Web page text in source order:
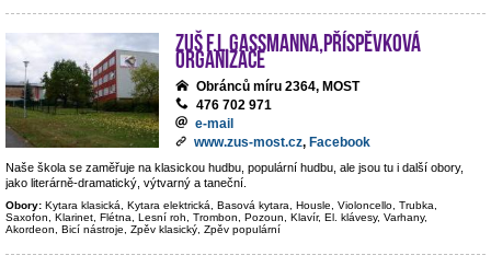
ZUŠ F.L.Gassmanna,příspěvková
organizace
Obránců míru 2364, MOST
476 702 971
e-mail
www.zus-most.cz, Facebook
Naše škola se zaměřuje na klasickou hudbu, populární hudbu, ale jsou tu i další obory,
jako literárně-dramatický, výtvarný a taneční.
Obory: Kytara klasická, Kytara elektrická, Basová kytara, Housle, Violoncello, Trubka,
Saxofon, Klarinet, Flétna, Lesní roh, Trombon, Pozoun, Klavír, El. klávesy, Varhany,
Akordeon, Bicí nástroje, Zpěv klasický, Zpěv populární